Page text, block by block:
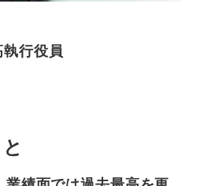
行役員